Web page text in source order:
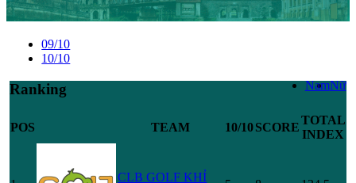
09/10
10/10
Nữ
Nam
Ranking
POS TEAM 10/10SCORE
TOTAL
INDEX
CLB GOLF KHỈ